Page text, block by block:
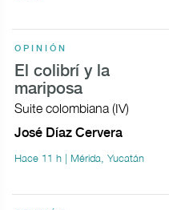
OPINIÓN
El colibrí y la
mariposa
Suite colombiana (IV)
José Díaz Cervera
Hace 11 h | Mérida, Yucatán